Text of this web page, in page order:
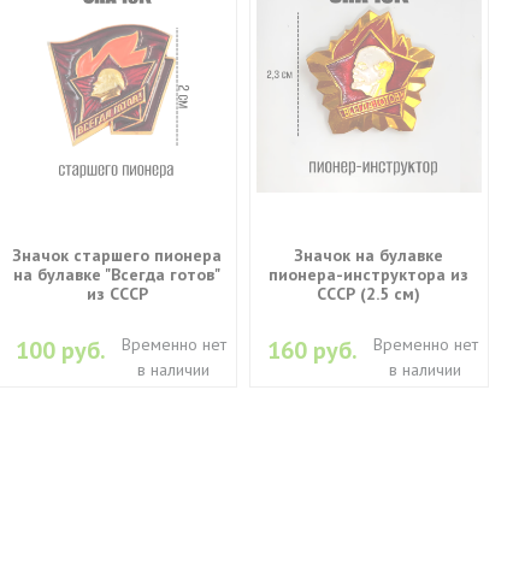
Значок старшего пионера
на булавке "Всегда готов"
из СССР
100 руб.
Временно нет
в наличии
Значок на булавке
пионера-инструктора из
СССР (2.5 см)
160 руб.
Временно нет
в наличии